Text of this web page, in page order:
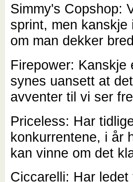
Simmy's Copshop:
sprint, men
om man dekker
Firepower: Kanskje
synes uansett at
avventer til vi ser
Priceless: Har
konkurrentene, i år
kan vinne om det
Ciccarelli: Har